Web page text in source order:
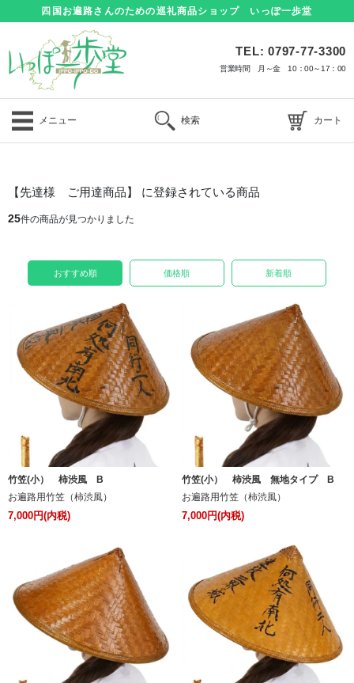
四国お遍路さんのための巡礼商品ショップ いっぽ一歩堂
TEL: 0797-77-3300
営業時間 月～金 10：00～17：00
メニュー 検索 カート
【先達様 ご用達商品】 に登録されている商品
25件の商品が見つかりました
おすすめ順 価格順 新着順
竹笠(小） 柿渋風 B
お遍路用竹笠（柿渋風）
7,000円(内税)
竹笠(小） 柿渋風 無地タイプ B
お遍路用竹笠（柿渋風）
7,000円(内税)